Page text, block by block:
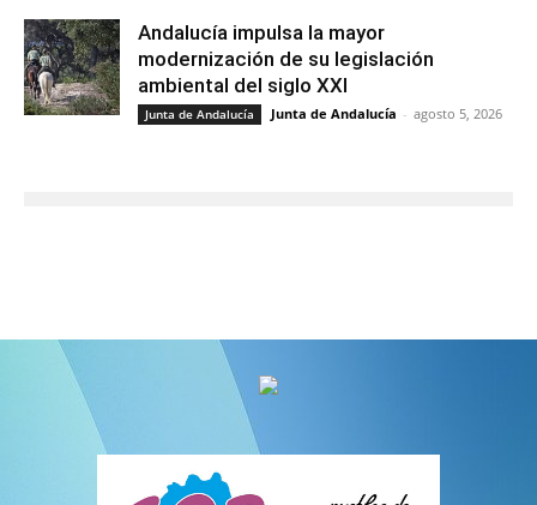
Andalucía impulsa la mayor
modernización de su legislación
ambiental del siglo XXI
Junta de Andalucía Junta de Andalucía - agosto 5, 2026